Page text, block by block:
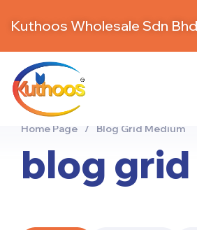
Kuthoos Wholesale Sdn Bhd
blog
Home Page / Blog Grid Medium